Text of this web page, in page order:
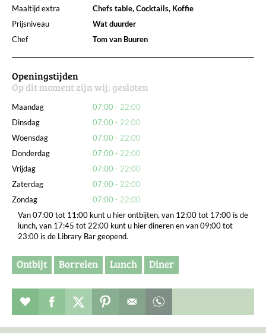
Maaltijd extra
Chefs table, Cocktails, Koffie
Prijsniveau
Wat duurder
Chef
Tom van Buuren
Openingstijden
Op dit moment zijn wij: gesloten
Maandag 07:00
22:00
Dinsdag
07:00
22:00
Woensdag
07:00
22:00
Donderdag
07:00
22:00
Vrijdag
07:00
22:00
Zaterdag
07:00
22:00
Zondag
07:00
22:00
Van 07:00 tot 11:00 kunt u hier ontbijten, van 12:00 tot 17:00 is de
lunch, van 17:45 tot 22:00 kunt u hier dineren en van 09:00 tot
23:00 is de Library Bar geopend.
Ontbijt Borrelen Lunch Diner
Restaurant toevoegen aan favorieten
Deel dit op facebook
Deel dit op twitter
Deel dit op pinterest